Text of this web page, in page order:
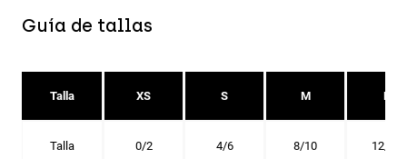
Guía de tallas
Talla XS S M L
Talla 0/2 4/6 8/10 12/14